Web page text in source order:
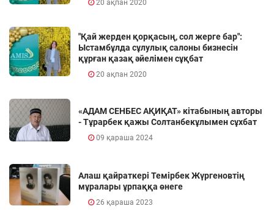
20 ақпан 2020
"Қай жерден қорқасың, сол жерге бар":
Ыстамбұлда сұлулық салоны бизнесін
құрған қазақ әйелімен сұқбат
20 ақпан 2020
«АДАМ СЕНБЕС АҚИҚАТ» кітабының авторы
- Тұрарбек қажы Солтанбекұлымен сұхбат
09 қараша 2024
Алаш қайраткері Темірбек Жүргеновтің
мұралары ұрпаққа өнеге
26 қараша 2023